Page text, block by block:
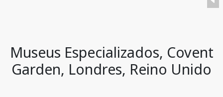
Museus Especializados, Covent
Garden, Londres, Reino Unido